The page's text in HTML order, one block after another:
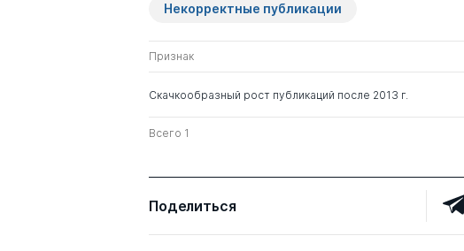
Некорректные публикации
Признак
Скачкообразный рост публикаций после 2013 г.
Всего 1
Поделиться